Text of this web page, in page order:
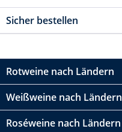
Sicher bestellen
Rotweine nach Ländern
Weißweine nach Ländern
Roséweine nach Ländern